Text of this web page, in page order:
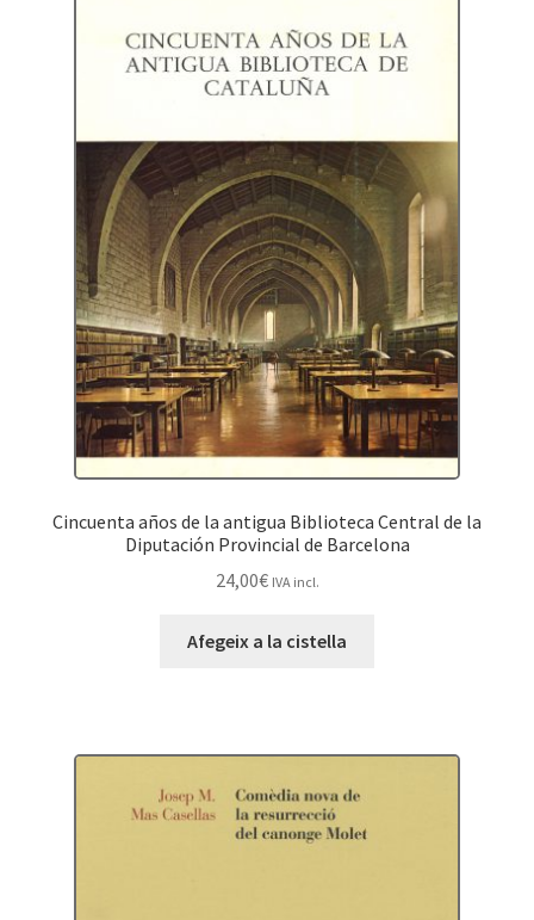
Cincuenta años de la antigua Biblioteca Central de la
Diputación Provincial de Barcelona
24,00€ IVA incl.
Afegeix a la cistella